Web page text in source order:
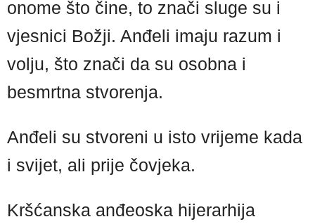
onome što čine, to znači sluge su i
vjesnici Božji. Anđeli imaju razum i
volju, što znači da su osobna i
besmrtna stvorenja.
Anđeli su stvoreni u isto vrijeme kada
i svijet, ali prije čovjeka.
Kršćanska anđeoska hijerarhija